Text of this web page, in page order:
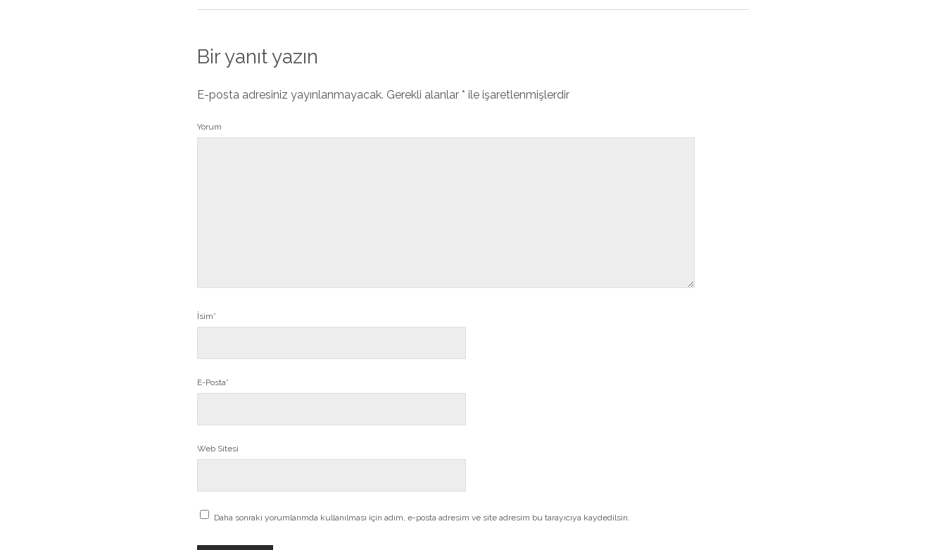
Bir yanıt yazın
E-posta adresiniz yayınlanmayacak. Gerekli alanlar * ile işaretlenmişlerdir
Yorum
İsim*
E-Posta*
Web Sitesi
Daha sonraki yorumlarımda kullanılması için adım, e-posta adresim ve site adresim bu tarayıcıya kaydedilsin.